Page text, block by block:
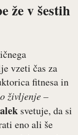
že v šestih
vzeti čas za
fitnesa in
življenje –
svetuje, da si
eno ali še